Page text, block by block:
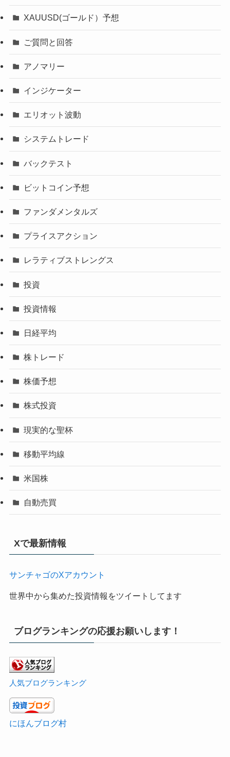
XAUUSD(ゴールド）予想
ご質問と回答
アノマリー
インジケーター
エリオット波動
システムトレード
バックテスト
ビットコイン予想
ファンダメンタルズ
プライスアクション
レラティブストレングス
投資
投資情報
日経平均
株トレード
株価予想
株式投資
現実的な聖杯
移動平均線
米国株
自動売買
Xで最新情報
サンチャゴのXアカウント
世界中から集めた投資情報をツイートしてます
ブログランキングの応援お願いします！
人気ブログランキング
にほんブログ村